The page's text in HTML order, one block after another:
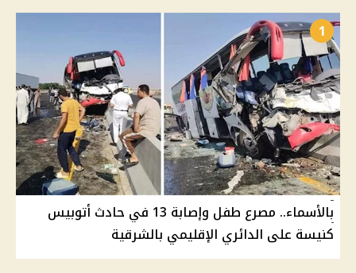
1
بالأسماء.. مصرع طفل وإصابة 13 في حادث أتوبيس
كنيسة على الدائري الإقليمي بالشرقية